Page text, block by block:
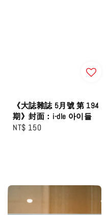
《大誌雜誌 5月號 第 194
期》封面：i-dle 아이들
Regular
NT$ 150